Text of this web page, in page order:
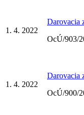
1. 4. 2022
Darovacia
OcÚ/903/
1. 4. 2022
Darovacia
OcÚ/900/